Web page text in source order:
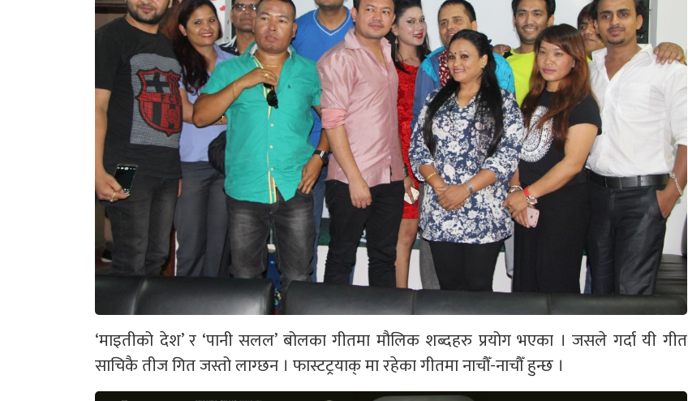
‘माइतीको देश’ र ‘पानी सलल’ बोलका गीतमा मौलिक शब्दहरु प्रयोग भएका । जसले गर्दा यी गीत
साचिकै तीज गित जस्तो लाग्छन । फास्टट्रयाक् मा रहेका गीतमा नाचौँ-नाचौँ हुन्छ ।